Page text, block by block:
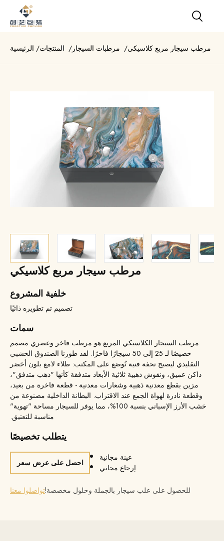
الرئيسية /المنتجات /مرطبات السيجار /مرطب سيجار مربع كلاسيكي
مرطب سيجار مربع كلاسيكي
خلفية المشروع
تصميم تم تطويره ذاتيًا
سمات
مرطب السيجار الكلاسيكي المربع هو مرطب فاخر وعصري مصمم
خصيصًا لـ 25 إلى 50 سيجارًا فاخرًا. لقد طورنا الصندوق الخشبي
التقليدي ليصبح تحفة فنية تُوضع على المكتب: طلاء لامع بلون أخضر
داكن عميق، ونقوش ذهبية ثلاثية الأبعاد متدفقة كأنها "ذهب متدفق"،
مزين بقطع معدنية ذهبية وشعارات معدنية - قطعة فاخرة من بعيد،
وقطعة نادرة لهواة الجمع عند الاقتراب. البطانة الداخلية مصنوعة من
خشب الأرز الإسباني بنسبة 100%، مما يوفر للسيجار مساحة "تهوية"
مناسبة للتعتيق.
يتطلب تخصيصًا
احصل على عرض سعر
عينة مجانية
إرجاع مجاني
تواصلوا معناللحصول على علب سيجار بالجملة وحلول مخصصة!